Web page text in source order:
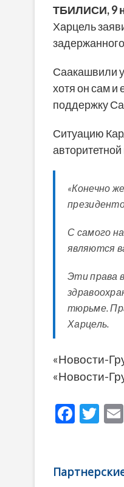
ТБИЛИСИ,9
Харцель
Саакашвили
хотя он сам и
поддержку
Ситуацию
«Конечно
С самого
являются
Эти права
тюрьме.
Харцель.
«Новости-
«Новости-
F
b
T
er